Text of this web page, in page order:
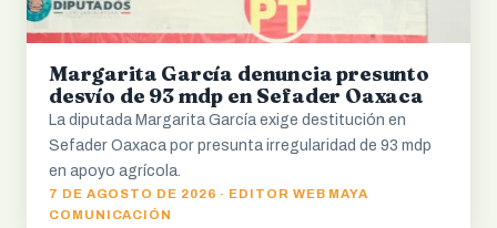
Margarita García denuncia presunto
desvío de 93 mdp en Sefader Oaxaca
La diputada Margarita García exige destitución en
Sefader Oaxaca por presunta irregularidad de 93 mdp
en apoyo agrícola.
7 DE AGOSTO DE 2026 · EDITOR WEB MAYA
COMUNICACIÓN